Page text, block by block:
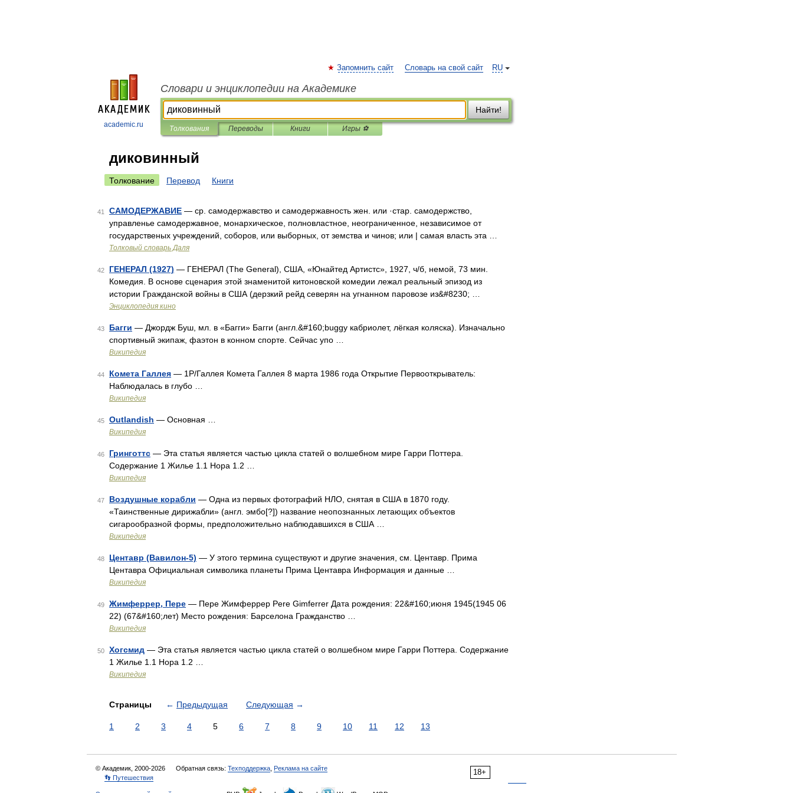
academic.ru
RU
Запомнить сайт Словарь на свой сайт
Словари и энциклопедии на Академике
Найти!
Толкования Переводы Книги Игры ⚽
диковинный
Толкование Перевод Книги
41 САМОДЕРЖАВИЕ — ср. самодержавство и самодержавность жен. или ·стар. самодержство,
управленье самодержавное, монархическое, полновластное, неограниченное, независимое от
государственых учреждений, соборов, или выборных, от земства и чинов; или | самая власть эта …
Толковый словарь Даля
42 ГЕНЕРАЛ (1927) — ГЕНЕРАЛ (The General), США, «Юнайтед Артистс», 1927, ч/б, немой, 73 мин.
Комедия. В основе сценария этой знаменитой китоновской комедии лежал реальный эпизод из
истории Гражданской войны в США (дерзкий рейд северян на угнанном паровозе из&#8230; …
Энциклопедия кино
43 Багги — Джордж Буш, мл. в «Багги» Багги (англ.&#160;buggy кабриолет, лёгкая коляска). Изначально
спортивный экипаж, фаэтон в конном спорте. Сейчас упо …
Википедия
44 Комета Галлея — 1P/Галлея Комета Галлея 8 марта 1986 года Открытие Первооткрыватель:
Наблюдалась в глубо …
Википедия
45 Outlandish — Основная …
Википедия
46 Гринготтс — Эта статья является частью цикла статей о волшебном мире Гарри Поттера.
Содержание 1 Жилье 1.1 Нора 1.2 …
Википедия
47 Воздушные корабли — Одна из первых фотографий НЛО, снятая в США в 1870 году.
«Таинственные дирижабли» (англ. эмбо[?]) название неопознанных летающих объектов
сигарообразной формы, предположительно наблюдавшихся в США …
Википедия
48 Центавр (Вавилон-5) — У этого термина существуют и другие значения, см. Центавр. Прима
Центавра Официальная символика планеты Прима Центавра Информация и данные …
Википедия
49 Жимферрер, Пере — Пере Жимферрер Pere Gimferrer Дата рождения: 22&#160;июня 1945(1945 06
22) (67&#160;лет) Место рождения: Барселона Гражданство …
Википедия
50 Хогсмид — Эта статья является частью цикла статей о волшебном мире Гарри Поттера. Содержание
1 Жилье 1.1 Нора 1.2 …
Википедия
Страницы ← Предыдущая Следующая →
1 2 3 4 5 6 7 8 9 10 11 12 13
18+
© Академик, 2000-2026 Обратная связь: Техподдержка Реклама на сайте
👣 Путешествия